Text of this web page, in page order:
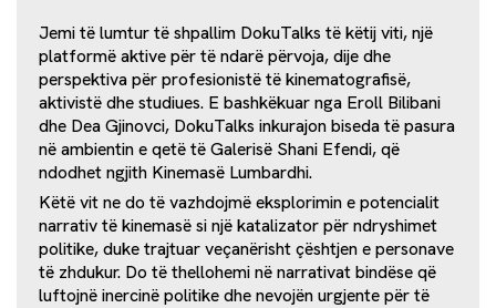
Jemi të lumtur të shpallim DokuTalks të këtij viti, një
platformë aktive për të ndarë përvoja, dije dhe
perspektiva për profesionistë të kinematografisë,
aktivistë dhe studiues. E bashkëkuar nga Eroll Bilibani
dhe Dea Gjinovci, DokuTalks inkurajon biseda të pasura
në ambientin e qetë të Galerisë Shani Efendi, që
ndodhet ngjith Kinemasë Lumbardhi.
Këtë vit ne do të vazhdojmë eksplorimin e potencialit
narrativ të kinemasë si një katalizator për ndryshimet
politike, duke trajtuar veçanërisht çështjen e personave
të zhdukur. Do të thellohemi në narrativat bindëse që
luftojnë inercinë politike dhe nevojën urgjente për të